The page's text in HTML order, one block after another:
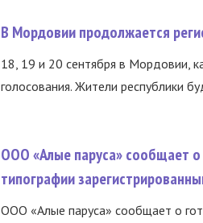
В Мордовии продолжается
18, 19 и 20 сентября в Мордовии,
голосования. Жители республики
ООО «Алые паруса» сообщает о
типографии
ООО «Алые паруса» сообщает о